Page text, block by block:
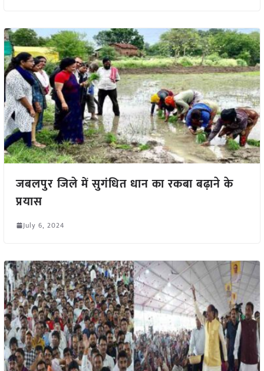
जबलपुर जिले में सुगंधित धान का रकबा बढ़ाने के
प्रयास
July 6, 2024